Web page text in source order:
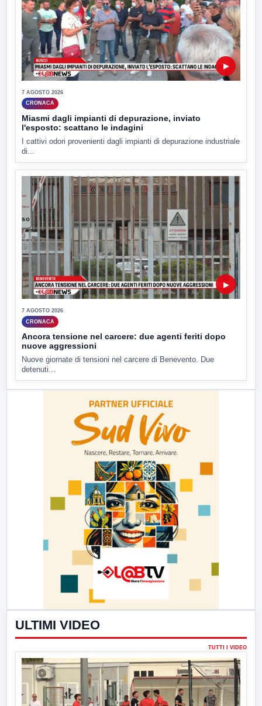
▶
7 AGOSTO 2026
CRONACA
Miasmi dagli impianti di depurazione, inviato
l'esposto: scattano le indagini
I cattivi odori provenienti dagli impianti di depurazione industriale
di...
▶
7 AGOSTO 2026
CRONACA
Ancora tensione nel carcere: due agenti feriti dopo
nuove aggressioni
Nuove giornate di tensioni nel carcere di Benevento. Due
detenuti...
ULTIMI VIDEO
TUTTI I VIDEO